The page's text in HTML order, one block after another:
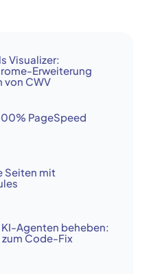
Visualizer:
Erweiterung
von CWV
PageSpeed
Seiten mit
Agenten beheben:
Code-Fix